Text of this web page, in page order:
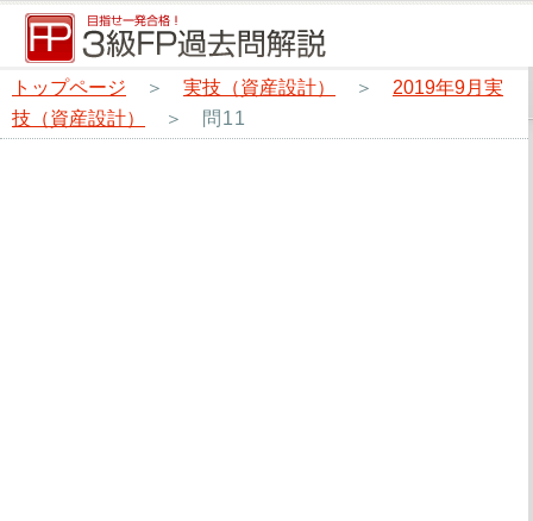
トップページ ＞ 実技（資産設計） ＞ 2019年9月実
技（資産設計）
＞ 問11